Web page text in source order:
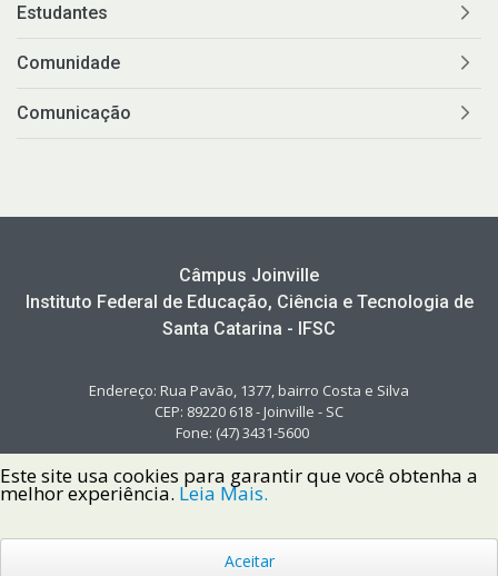
Estudantes
Comunidade
Comunicação
Câmpus Joinville
Instituto Federal de Educação, Ciência e Tecnologia de
Santa Catarina - IFSC
Endereço: Rua Pavão, 1377, bairro Costa e Silva
CEP: 89220 618 - Joinville - SC
Fone: (47) 3431-5600
Copyright © 2022 Instituto Federal de Santa Catarina IFSC
Este site usa cookies para garantir que você obtenha a
melhor experiência. Leia Mais.
Aceitar